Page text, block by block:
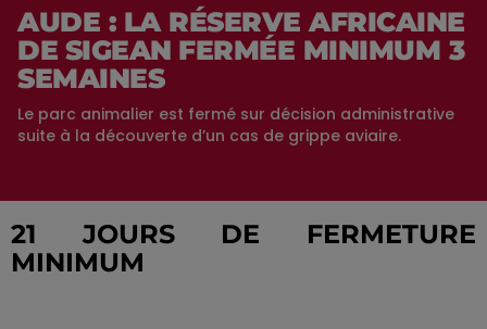
AUDE : LA RÉSERVE AFRICAINE
DE SIGEAN FERMÉE MINIMUM 3
SEMAINES
Le parc animalier est fermé sur décision administrative
suite à la découverte d’un cas de grippe aviaire.
21 JOURS DE FERMETURE
MINIMUM